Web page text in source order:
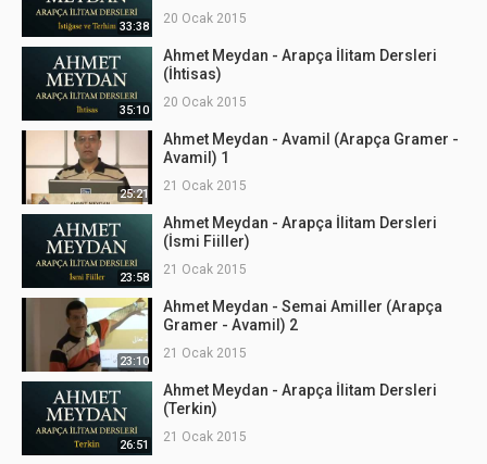
33:38
20 Ocak 2015
35:10
Ahmet Meydan - Arapça İlitam Dersleri
(İhtisas)
20 Ocak 2015
25:21
Ahmet Meydan - Avamil (Arapça Gramer -
Avamil) 1
21 Ocak 2015
23:58
Ahmet Meydan - Arapça İlitam Dersleri
(İsmi Fiiller)
21 Ocak 2015
23:10
Ahmet Meydan - Semai Amiller (Arapça
Gramer - Avamil) 2
21 Ocak 2015
26:51
Ahmet Meydan - Arapça İlitam Dersleri
(Terkin)
21 Ocak 2015